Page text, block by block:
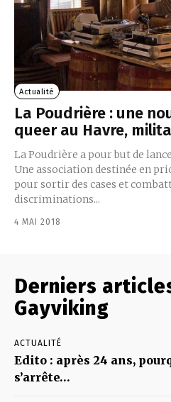
Actualité
La Poudrière : une
queer au Havre,
La Poudrière a pour but de
Une association destinée en
pour sortir des cases et
discriminations...
4 MAI 2018
Derniers
Gayviking
ACTUALITÉ
Edito : après 24 ans,
s’arrête…